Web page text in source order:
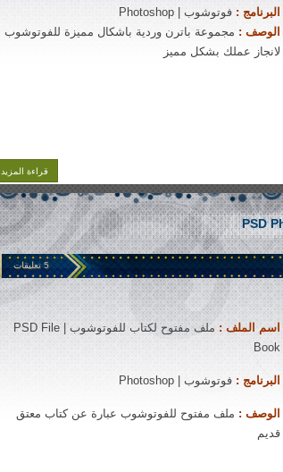
البرنامج : فوتوشوب | Photoshop
الوصف : مجموعة باترن وردية باشكال مميزة للفوتوشوب
لانجاز عملك بشكل مميز
قراءة المزيد
5 تعليقات
اسم الملف :
ملف مفتوح لكتاب للفوتوشوب | PSD File
Book
البرنامج : فوتوشوب | Photoshop
الوصف : ملف مفتوح للفوتوشوب عبارة عن كتاب معتق
قديم